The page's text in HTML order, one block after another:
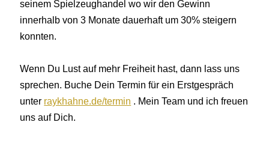
seinem Spielzeughandel wo wir den Gewinn
innerhalb von 3 Monate dauerhaft um 30% steigern
konnten.
Wenn Du Lust auf mehr Freiheit hast, dann lass uns
sprechen. Buche Dein Termin für ein Erstgespräch
unter raykhahne.de/termin . Mein Team und ich freuen
uns auf Dich.